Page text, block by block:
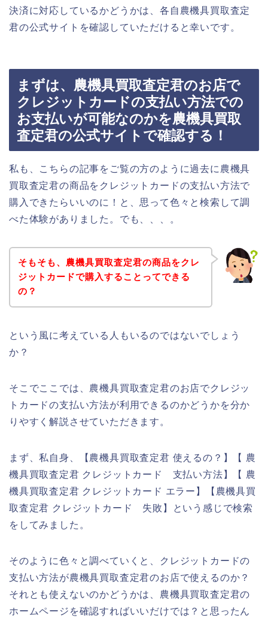
決済に対応しているかどうかは、各自農機具買取査定
君の公式サイトを確認していただけると幸いです。
まずは、農機具買取査定君のお店で
クレジットカードの支払い方法での
お支払いが可能なのかを農機具買取
査定君の公式サイトで確認する！
私も、こちらの記事をご覧の方のように過去に農機具
買取査定君の商品をクレジットカードの支払い方法で
購入できたらいいのに！と、思って色々と検索して調
べた体験がありました。でも、、、。
そもそも、農機具買取査定君の商品をクレ
ジットカードで購入することってできる
の？
という風に考えている人もいるのではないでしょう
か？
そこでここでは、農機具買取査定君のお店でクレジッ
トカードの支払い方法が利用できるのかどうかを分か
りやすく解説させていただきます。
まず、私自身、【農機具買取査定君 使えるの？】【 農
機具買取査定君 クレジットカード 支払い方法】【 農
機具買取査定君 クレジットカード エラー】【農機具買
取査定君 クレジットカード 失敗】という感じで検索
をしてみました。
そのように色々と調べていくと、クレジットカードの
支払い方法が農機具買取査定君のお店で使えるのか？
それとも使えないのかどうかは、農機具買取査定君の
ホームページを確認すればいいだけでは？と思ったん